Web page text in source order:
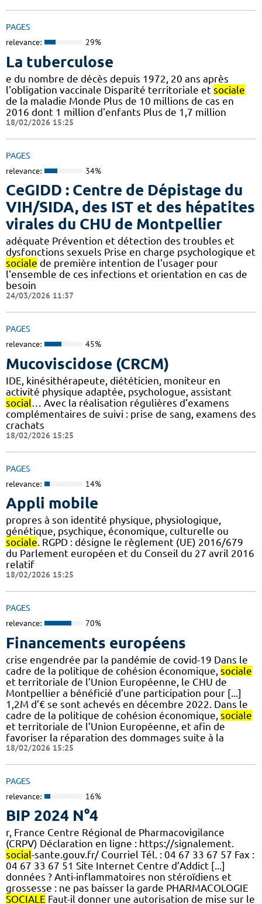
PAGES
relevance: 29%
La tuberculose
e du nombre de décès depuis 1972, 20 ans après
l'obligation vaccinale Disparité territoriale et sociale
de la maladie Monde Plus de 10 millions de cas en
2016 dont 1 million d'enfants Plus de 1,7 million
18/02/2026 15:25
PAGES
relevance: 34%
CeGIDD : Centre de Dépistage du
VIH/SIDA, des IST et des hépatites
virales du CHU de Montpellier
adéquate Prévention et détection des troubles et
dysfonctions sexuels Prise en charge psychologique et
sociale de première intention de l'usager pour
l'ensemble de ces infections et orientation en cas de
besoin
24/03/2026 11:37
PAGES
relevance: 45%
Mucoviscidose (CRCM)
IDE, kinésithérapeute, diététicien, moniteur en
activité physique adaptée, psychologue, assistant
social
… Avec la réalisation régulières d’examens
complémentaires de suivi : prise de sang, examens des
crachats
18/02/2026 15:25
PAGES
relevance: 14%
Appli mobile
propres à son identité physique, physiologique,
génétique, psychique, économique, culturelle ou
sociale. RGPD : désigne le règlement (UE) 2016/679
du Parlement européen et du Conseil du 27 avril 2016
relatif
18/02/2026 15:25
PAGES
relevance: 70%
Financements européens
crise engendrée par la pandémie de covid-19 Dans le
cadre de la politique de cohésion économique, sociale
et territoriale de l’Union Européenne, le CHU de
Montpellier a bénéficié d’une participation pour [...]
1,2M d’€ se sont achevés en décembre 2022. Dans le
cadre de la politique de cohésion économique, sociale
et territoriale de l’Union Européenne, et afin de
favoriser la réparation des dommages suite à la
18/02/2026 15:25
PAGES
relevance: 16%
BIP 2024 N°4
r, France Centre Régional de Pharmacovigilance
(CRPV) Déclaration en ligne : https://signalement.
social-sante.gouv.fr/ Courriel Tél. : 04 67 33 67 57 Fax :
04 67 33 67 51 Site Internet Centre d’Addict [...]
données ? Anti-inflammatoires non stéroïdiens et
grossesse : ne pas baisser la garde PHARMACOLOGIE
SOCIALE Faut-il donner une autorisation de mise sur le